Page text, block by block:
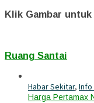
Klik Gambar
Ruang Santai
Habar Sekitar, Info
Harga Pertamax